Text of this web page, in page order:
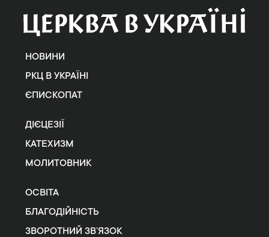
НОВИНИ
РКЦ В УКРАЇНІ
ЄПИСКОПАТ
ДІЄЦЕЗІЇ
КАТЕХИЗМ
МОЛИТОВНИК
ОСВІТА
БЛАГОДІЙНІСТЬ
ЗВОРОТНИЙ ЗВ’ЯЗОК